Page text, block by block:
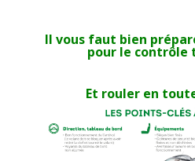
Il vous faut bien
pour le contrôle
Et rouler en